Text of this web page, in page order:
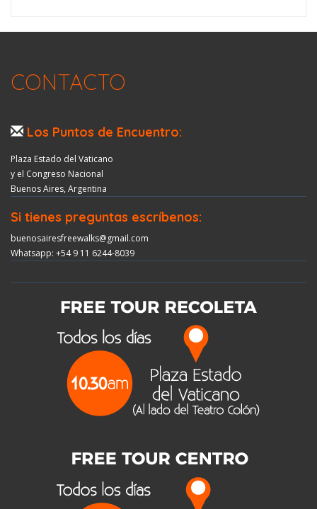
CONTACTO
Los Puntos de Encuentro:
Plaza Estado del Vaticano
y el Congreso Nacional
Buenos Aires, Argentina
Si tienes preguntas escríbenos:
buenosairesfreewalks@gmail.com
Whatsapp: +54 9 11 6244-8039